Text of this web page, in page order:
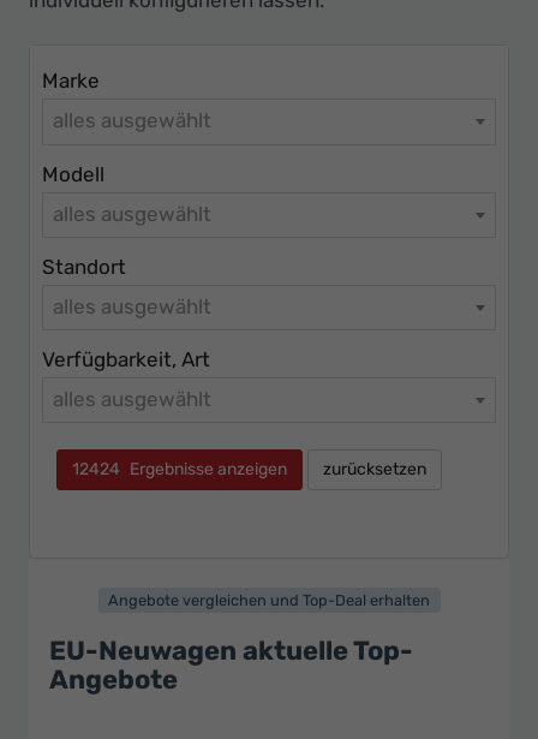
Autohaus
Marke
alles ausgewählt
Modell
alles ausgewählt
Standort
alles ausgewählt
Verfügbarkeit, Art
alles ausgewählt
12424 Ergebnisse anzeigen zurücksetzen
Angebote vergleichen und Top-Deal erhalten
EU-Neuwagen aktuelle Top-
Angebote